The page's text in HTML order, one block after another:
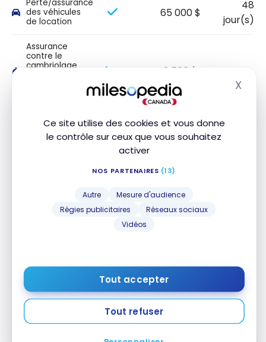
Ce site utilise des cookies et vous donne
le contrôle sur ceux que vous souhaitez
activer
NOS PARTENAIRES (13)
Autre
Mesure d'audience
Régies publicitaires
Réseaux sociaux
Vidéos
Tout accepter
Tout refuser
X
Perte/assurance
des véhicules
de location
65 000 $
48
jour(s)
Assurance
contre le
cambriolage
2 500 $
Cette section présente les durées et montants maximaux
de couverture. Veuillez consulter votre certificat d’assurance
pour connaître les détails, exclusions et limitations de votre
Autres assurances
prolongée
Garantie
Protection-
90 jour(s)